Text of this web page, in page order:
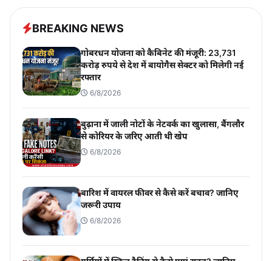
BREAKING NEWS
गोबरधन योजना को कैबिनेट की मंजूरी: 23,731
करोड़ रुपये से देश में बायोगैस सेक्टर को मिलेगी नई
रफ्तार
6/8/2026
बुढ़ाना में जाली नोटों के नेटवर्क का खुलासा, बैंगलौर
से कोरियर के जरिए आती थी खेप
6/8/2026
बारिश में वायरल फीवर से कैसे करें बचाव? जानिए
जरूरी उपाय
6/8/2026